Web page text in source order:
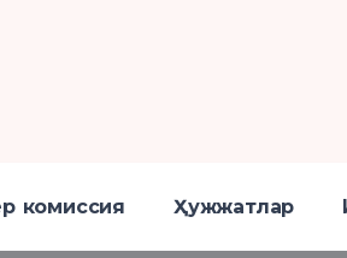
комиссия Ҳужжатлар